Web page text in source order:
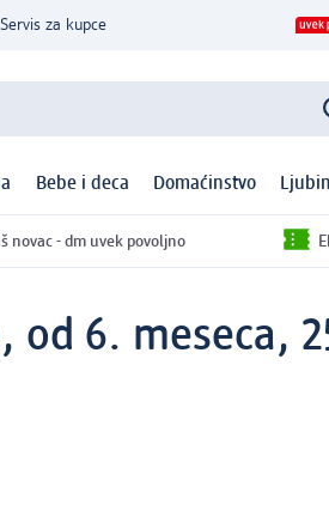
Servis za kupce
Bebe i deca Domaćinstvo
novac - dm uvek povoljno
od 6. meseca,